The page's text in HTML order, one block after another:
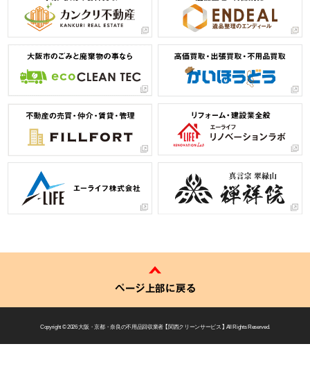
ページ上部に戻る
Copyright © 2026大阪・京都・奈良の不用品回収業者 【 関西クリーンサービス 】 All Rights Reserved.